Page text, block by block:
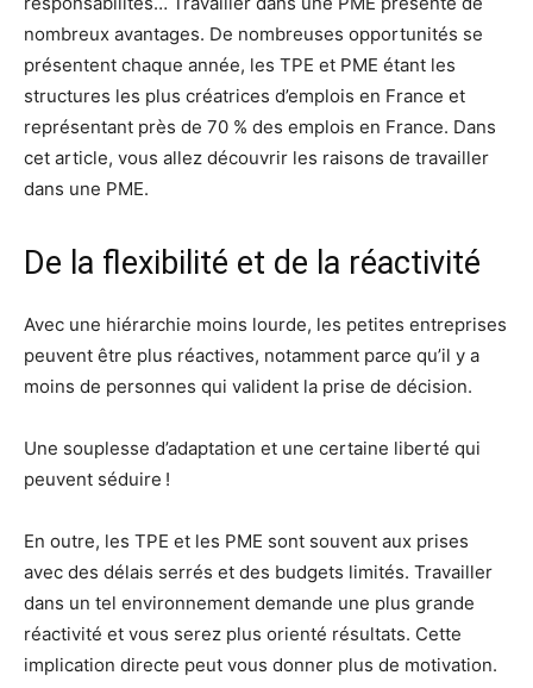
nombreux avantages. De nombreuses opportunités se
présentent chaque année, les TPE et PME étant les
structures les plus créatrices d’emplois en France et
représentant près de 70 % des emplois en France. Dans
cet article, vous allez découvrir les raisons de travailler
dans une PME.
De la flexibilité et de la réactivité
Avec une hiérarchie moins lourde, les petites entreprises
peuvent être plus réactives, notamment parce qu’il y a
moins de personnes qui valident la prise de décision.
Une souplesse d’adaptation et une certaine liberté qui
peuvent séduire !
En outre, les TPE et les PME sont souvent aux prises
avec des délais serrés et des budgets limités. Travailler
dans un tel environnement demande une plus grande
réactivité et vous serez plus orienté résultats. Cette
implication directe peut vous donner plus de motivation.